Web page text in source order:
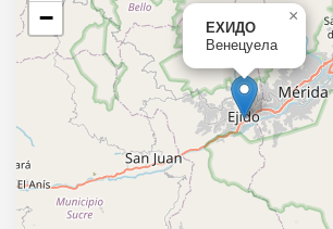
ЕХИДО
Венецуела
×
−